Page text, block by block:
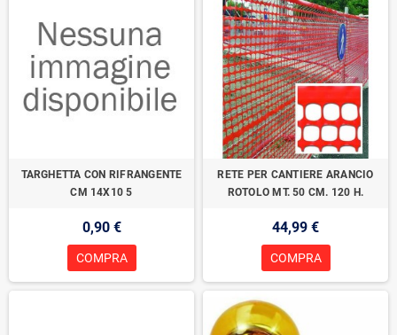
TARGHETTA CON RIFRANGENTE
CM 14X10 5
0,90 €
COMPRA
RETE PER CANTIERE ARANCIO
ROTOLO MT. 50 CM. 120 H.
44,99 €
COMPRA